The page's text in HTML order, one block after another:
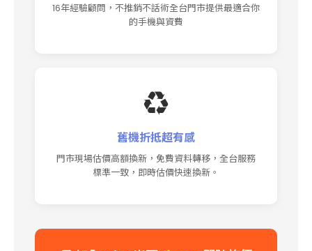
16年經驗顧問，不推銷不話術全台門市提供最適合你
的手機與資費
♻️
舊機折抵超有感
門市現場估價高額換新，免費資料轉移，全台服務
標準一致，即時估價快速換新。